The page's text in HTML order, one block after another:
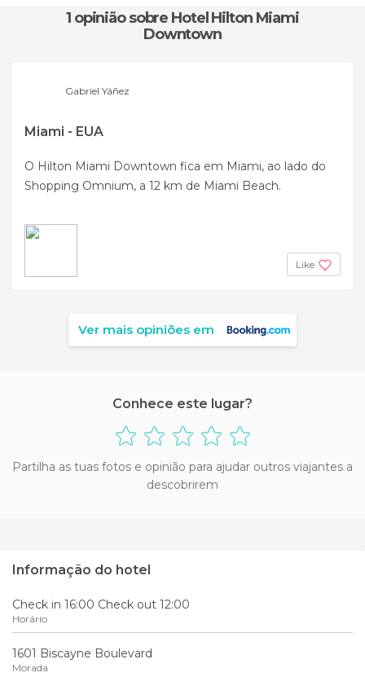
1 opiniãosobre Hotel Hilton Miami
Downtown
Gabriel Yáñez
Miami - EUA
O Hilton Miami Downtown fica em Miami, ao lado do
Shopping Omnium, a 12 km de Miami Beach.
Like
Ver mais opiniões em
Conhece este lugar?
Partilha as tuas fotos e opinião para ajudar outros viajantes a
descobrirem
Informação do hotel
Check in 16:00 Check out 12:00
Horário
1601 Biscayne Boulevard
Morada